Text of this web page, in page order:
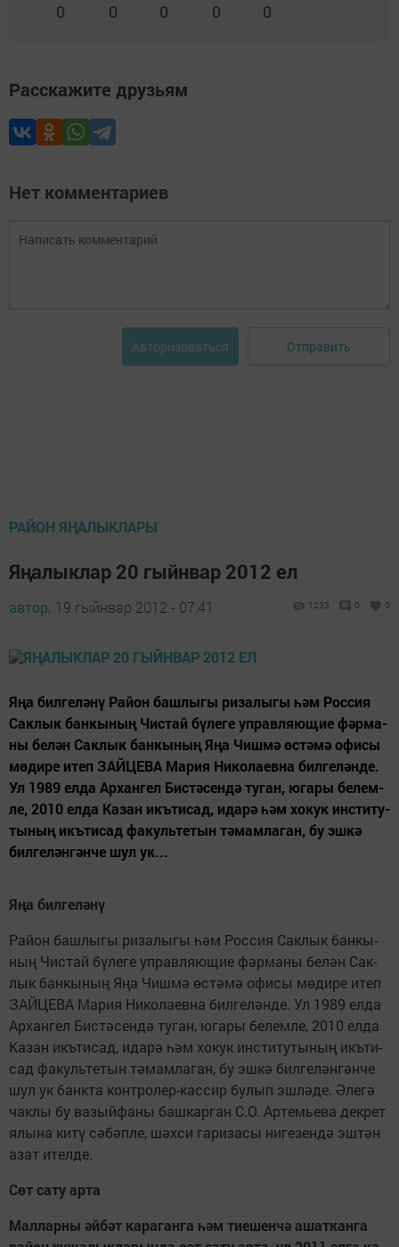
0 0 0 0 0
Расскажите друзьям
Нет комментариев
Авторизоваться Отправить
РАЙОН ЯҢАЛЫКЛАРЫ
Яңалыклар 20 гыйнвар 2012 ел
автор, 19 гыйнвар 2012 - 07:41 1233 0 0
Яңа бил­ге­лә­нү Ра­йон баш­лы­гы ри­за­лы­гы һәм Рос­сия
Сак­лык бан­кы­ның Чис­тай бү­ле­ге уп­рав­ля­ю­щие фәр­ма­
ны бе­лән Сак­лык бан­кы­ның Яңа Чиш­мә өс­тә­мә офи­сы
мө­ди­ре итеп ЗАЙ­ЦЕ­ВА Ма­рия Ни­ко­ла­ев­на бил­ге­лән­де.
Ул 1989 ел­да Ар­хан­гел Бис­тә­сен­дә ту­ган, юга­ры бе­лем­
ле, 2010 ел­да Ка­зан икъ­ти­сад, ида­рә һәм хо­кук инс­ти­ту­
ты­ның икъ­ти­сад фа­куль­те­тын тә­мам­ла­ган, бу эш­кә
бил­ге­лән­гән­че шул ук...
Яңа бил­ге­лә­нү
Ра­йон баш­лы­гы ри­за­лы­гы һәм Рос­сия Сак­лык бан­кы­
ның Чис­тай бү­ле­ге уп­рав­ля­ю­щие фәр­ма­ны бе­лән Сак­
лык бан­кы­ның Яңа Чиш­мә өс­тә­мә офи­сы мө­ди­ре итеп
ЗАЙ­ЦЕ­ВА Ма­рия Ни­ко­ла­ев­на бил­ге­лән­де. Ул 1989 ел­да
Ар­хан­гел Бис­тә­сен­дә ту­ган, юга­ры бе­лем­ле, 2010 ел­да
Ка­зан икъ­ти­сад, ида­рә һәм хо­кук инс­ти­ту­ты­ның икъ­ти­
сад фа­куль­те­тын тә­мам­ла­ган, бу эш­кә бил­ге­лән­гән­че
шул ук банк­та конт­ро­лер-кас­сир бу­лып эш­лә­де. Әле­гә
чак­лы бу ва­зый­фа­ны баш­кар­ган С.О. Ар­темь­е­ва дек­рет
ялы­на ки­тү сә­бәп­ле, шәх­си га­ри­за­сы ни­ге­зен­дә эш­тән
азат ител­де.
Сөт са­ту ар­та
Мал­лар­ны әй­бәт ка­ра­ган­га һәм ти­е­шен­чәашат­кан­га